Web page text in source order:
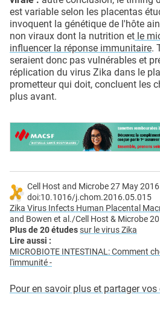
est variable selon les placentas
invoquent la génétique de l'hôte
non viraux dont la nutrition et le
influencer la réponse immunitaire.
seraient donc pas vulnérables et
réplication du virus Zika dans le
prometteur qui doit, concluent les
plus avant.
Cell Host and Microbe 27 May 2016
doi:10.1016/j.chom.2016.05.015
Zika Virus Infects Human Placental
and Bowen et al./Cell Host & Microbe
Plus de 20 étudessur le virus Zika
Lire aussi :
MICROBIOTE INTESTINAL: Comment
l'immunité-
Pour en savoir plus et partager